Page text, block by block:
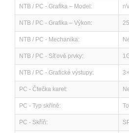
NTB / PC - Grafika – Model:
NTB / PC - Grafika – Výkon:
NTB / PC - Mechanika:
NTB / PC - Síťové prvky:
NTB / PC - Grafické výstupy:
PC - Čtečka karet:
PC - Typ skříně:
PC - Skříň: